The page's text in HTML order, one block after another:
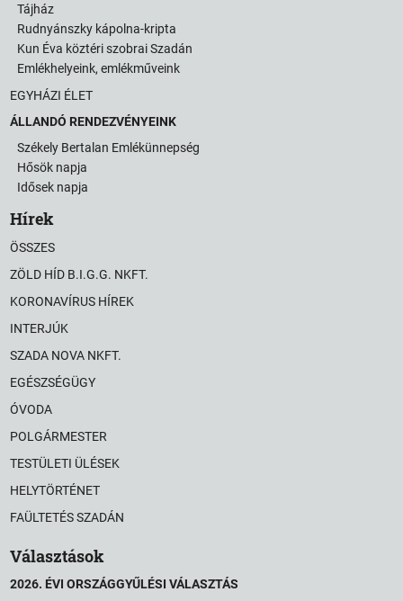
Tájház
Rudnyánszky kápolna-kripta
Kun Éva köztéri szobrai Szadán
Emlékhelyeink, emlékműveink
EGYHÁZI ÉLET
ÁLLANDÓ RENDEZVÉNYEINK
Székely Bertalan Emlékünnepség
Hősök napja
Idősek napja
Hírek
ÖSSZES
ZÖLD HÍD B.I.G.G. NKFT.
KORONAVÍRUS HÍREK
INTERJÚK
SZADA NOVA NKFT.
EGÉSZSÉGÜGY
ÓVODA
POLGÁRMESTER
TESTÜLETI ÜLÉSEK
HELYTÖRTÉNET
FAÜLTETÉS SZADÁN
Választások
2026. ÉVI ORSZÁGGYŰLÉSI VÁLASZTÁS